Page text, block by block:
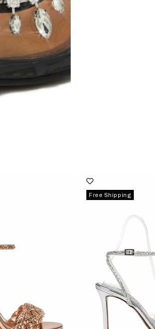
Free Shipping